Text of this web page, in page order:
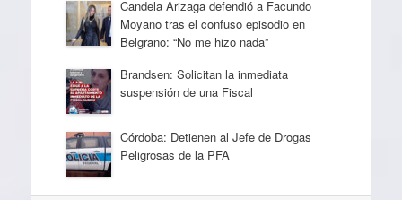
Candela Arizaga defendió a Facundo
Moyano tras el confuso episodio en
Belgrano: “No me hizo nada”
Brandsen: Solicitan la inmediata
suspensión de una Fiscal
Córdoba: Detienen al Jefe de Drogas
Peligrosas de la PFA